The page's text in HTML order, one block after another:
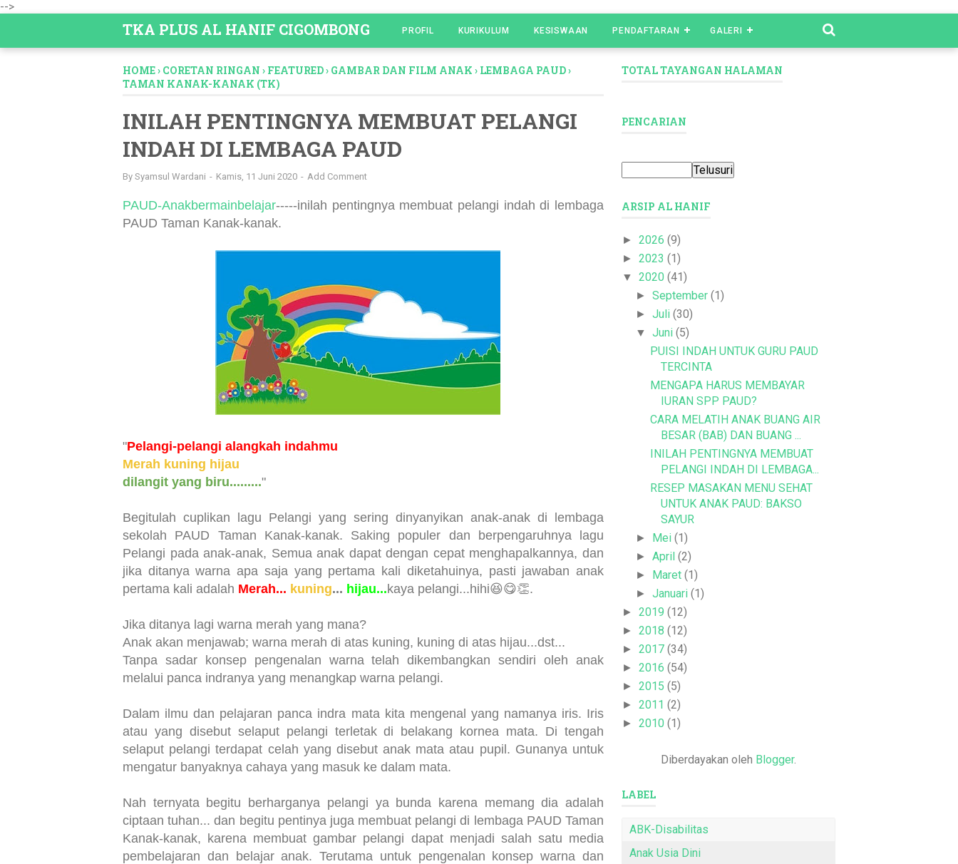
-->
TKA PLUS AL HANIF CIGOMBONG PROFIL KURIKULUM KESISWAAN PENDAFTARAN GALERI
HOME› CORETAN RINGAN › FEATURED› GAMBAR DAN FILM ANAK › LEMBAGA PAUD›
TAMAN KANAK-KANAK (TK)
INILAH PENTINGNYA MEMBUAT PELANGI
INDAH DI LEMBAGA PAUD
By Syamsul Wardani Kamis, 11 Juni 2020 Add Comment
PAUD-Anakbermainbelajar-----inilah pentingnya membuat pelangi indah di lembaga
PAUD Taman Kanak-kanak.
"Pelangi-pelangi alangkah indahmu
Merah kuning hijau
dilangit yang biru........."
Begitulah cuplikan lagu Pelangi yang sering dinyanyikan anak-anak di lembaga
sekolah PAUD Taman Kanak-kanak. Saking populer dan berpengaruhnya lagu
Pelangi pada anak-anak, Semua anak dapat dengan cepat menghapalkannya, dan
jika ditanya warna apa saja yang pertama kali diketahuinya, pasti jawaban anak
pertama kali adalah Merah... kuning... hijau...kaya pelangi...hihi😆😋👏.
Jika ditanya lagi warna merah yang mana?
Anak akan menjawab; warna merah di atas kuning, kuning di atas hijau...dst...
Tanpa sadar konsep pengenalan warna telah dikembangkan sendiri oleh anak
melalui panca indranya yang menangkap warna pelangi.
Dalam ilmu dan pelajaran panca indra mata kita mengenal yang namanya iris. Iris
atau yang disebut selaput pelangi terletak di belakang kornea mata. Di tengah
selaput pelangi terdapat celah yang disebut anak mata atau pupil. Gunanya untuk
mengatur banyaknya cahaya yang masuk ke dalam mata.
Nah ternyata begitu berharganya pelangi ya bunda karena memang dia adalah
ciptaan tuhan... dan begitu pentinya juga membuat pelangi di lembaga PAUD Taman
Kanak-kanak, karena membuat gambar pelangi dapat menjadi salah satu media
pembelajaran dan belajar anak. Terutama untuk pengenalan konsep warna dan
TOTAL TAYANGAN HALAMAN
PENCARIAN
ARSIP AL HANIF
► 2026 (9)
► 2023 (1)
▼ 2020 (41)
►September(1)
►Juli(30)
▼Juni(5)
PUISI INDAH UNTUK GURU PAUD
TERCINTA
MENGAPA HARUS MEMBAYAR
IURAN SPP PAUD?
CARA MELATIH ANAK BUANG AIR
BESAR (BAB) DAN BUANG ...
INILAH PENTINGNYA MEMBUAT
PELANGI INDAH DI LEMBAGA...
RESEP MASAKAN MENU SEHAT
UNTUK ANAK PAUD: BAKSO
SAYUR
► Mei(1)
►April(2)
► Maret(1)
►Januari(1)
► 2019 (12)
► 2018 (12)
► 2017 (34)
► 2016 (54)
► 2015 (5)
► 2011 (2)
► 2010 (1)
Diberdayakan oleh Blogger.
LABEL
ABK-Disabilitas
Anak Usia Dini